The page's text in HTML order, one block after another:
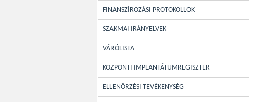
FINANSZÍROZÁSI PROTOKOLLOK
SZAKMAI IRÁNYELVEK
VÁRÓLISTA
KÖZPONTI IMPLANTÁTUMREGISZTER
ELLENŐRZÉSI TEVÉKENYSÉG